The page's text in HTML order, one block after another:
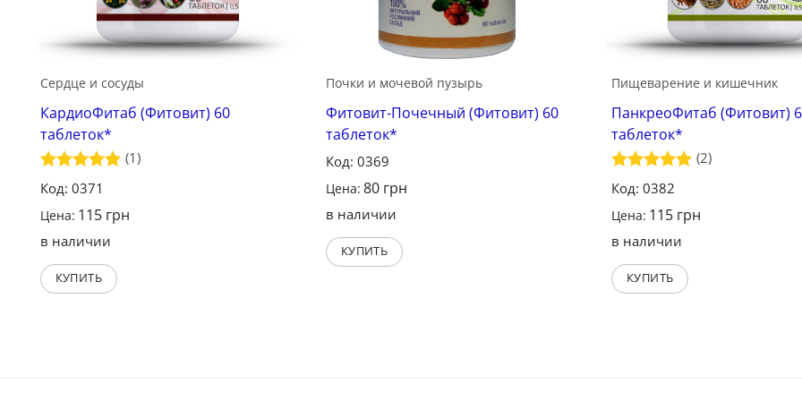
Сердце и сосуды
КардиоФитаб (Фитовит) 60
таблеток*
Оценка5
из 5
(1)
Код: 0371
Цена: 115 грн
в наличии
КУПИТЬ
Почки и мочевой пузырь
Фитовит-Почечный (Фитовит) 60
таблеток*
Код: 0369
Цена: 80 грн
в наличии
КУПИТЬ
Пищеварение и кишечник
ПанкреоФитаб (Фитовит)
таблеток*
Оценка5
из 5
(2)
Код: 0382
Цена: 115 грн
в наличии
КУПИТЬ